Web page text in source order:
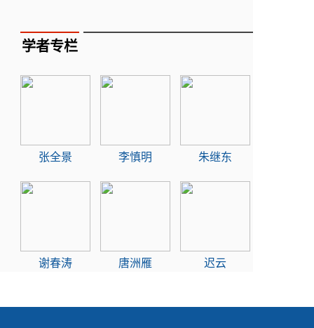
学者专栏
张全景 李慎明 朱继东
谢春涛 唐洲雁 迟云